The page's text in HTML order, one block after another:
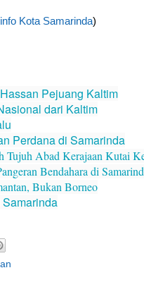
Kota Samarinda)
Pejuang Kaltim
dari Kaltim
Perdana di Samarinda
Tujuh Abad Kerajaan Kutai
Bendahara di
Bukan Borneo